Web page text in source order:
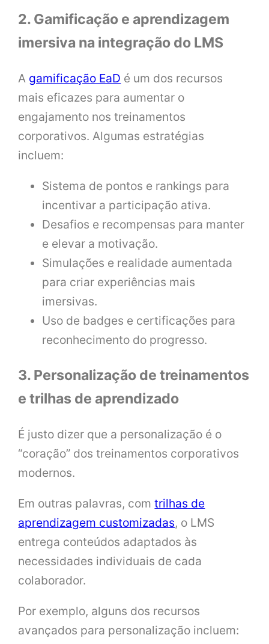
2. Gamificação e aprendizagem
imersiva na integração do LMS
A gamificação EaD é um dos recursos
mais eficazes para aumentar o
engajamento nos treinamentos
corporativos. Algumas estratégias
incluem:
Sistema de pontos e rankings para
incentivar a participação ativa.
Desafios e recompensas para manter
e elevar a motivação.
Simulações e realidade aumentada
para criar experiências mais
imersivas.
Uso de badges e certificações para
reconhecimento do progresso.
3. Personalização de treinamentos
e trilhas de aprendizado
É justo dizer que a personalização é o
“coração” dos treinamentos corporativos
modernos.
Em outras palavras, comtrilhas de
aprendizagem customizadas, o LMS
entrega conteúdos adaptados às
necessidades individuais de cada
colaborador.
Por exemplo, alguns dos recursos
avançados para personalização incluem: